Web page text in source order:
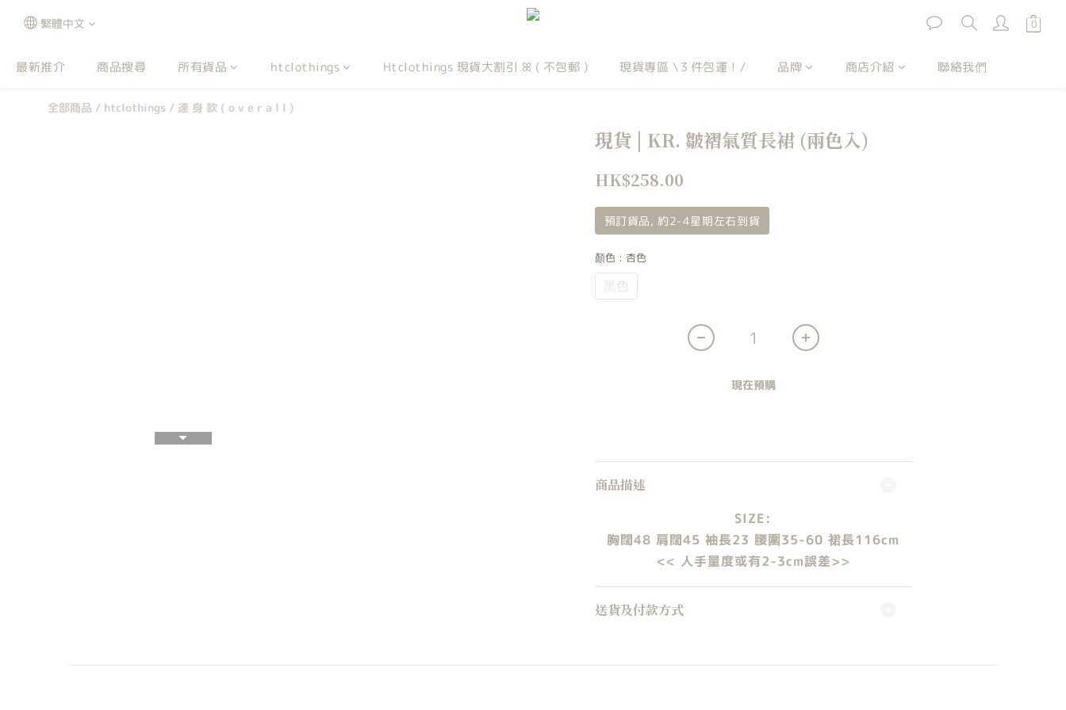
繁體中文
最新推介 商品搜尋 所有貨品 htclothings Htclothings 現貨大割引 ꕤ ( 不包郵 ) 現貨專區 \３件包運！/ 品牌 商店介紹 聯絡我們
全部商品 / htclothings / 連 身 款 ( o v e r a l l )
現貨 | KR. 皺褶氣質長裙 (兩色入)
HK$258.00
預訂貨品, 約2-4星期左右到貨
顏色 : 杏色
黑色
現在預購
商品描述
SIZE:
胸闊48 肩闊45 袖長23 腰圍35-60 裙長116cm
<< 人手量度或有2-3cm誤差>>
送貨及付款方式